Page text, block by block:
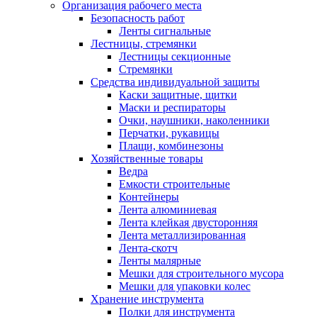
Организация рабочего места
Безопасность работ
Ленты сигнальные
Лестницы, стремянки
Лестницы секционные
Стремянки
Средства индивидуальной защиты
Каски защитные, щитки
Маски и респираторы
Очки, наушники, наколенники
Перчатки, рукавицы
Плащи, комбинезоны
Хозяйственные товары
Ведра
Емкости строительные
Контейнеры
Лента алюминиевая
Лента клейкая двусторонняя
Лента металлизированная
Лента-скотч
Ленты малярные
Мешки для строительного мусора
Мешки для упаковки колес
Хранение инструмента
Полки для инструмента